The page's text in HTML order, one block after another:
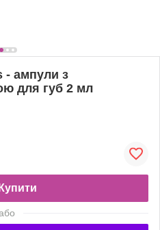
- ампули з
для губ 2 мл
Купити